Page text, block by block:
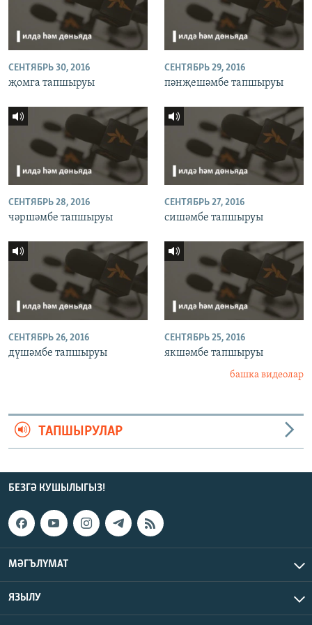
СЕНТЯБРЬ 30, 2016
җомга тапшыруы
СЕНТЯБРЬ 29, 2016
пәнҗешәмбе тапшыруы
СЕНТЯБРЬ 28, 2016
чәршәмбе тапшыруы
СЕНТЯБРЬ 27, 2016
сишәмбе тапшыруы
СЕНТЯБРЬ 26, 2016
дүшәмбе тапшыруы
СЕНТЯБРЬ 25, 2016
якшәмбе тапшыруы
башка видеолар
ТАПШЫРУЛАР
БЕЗГӘ КУШЫЛЫГЫЗ!
МӘГЪЛҮМАТ
ЯЗЫЛУ